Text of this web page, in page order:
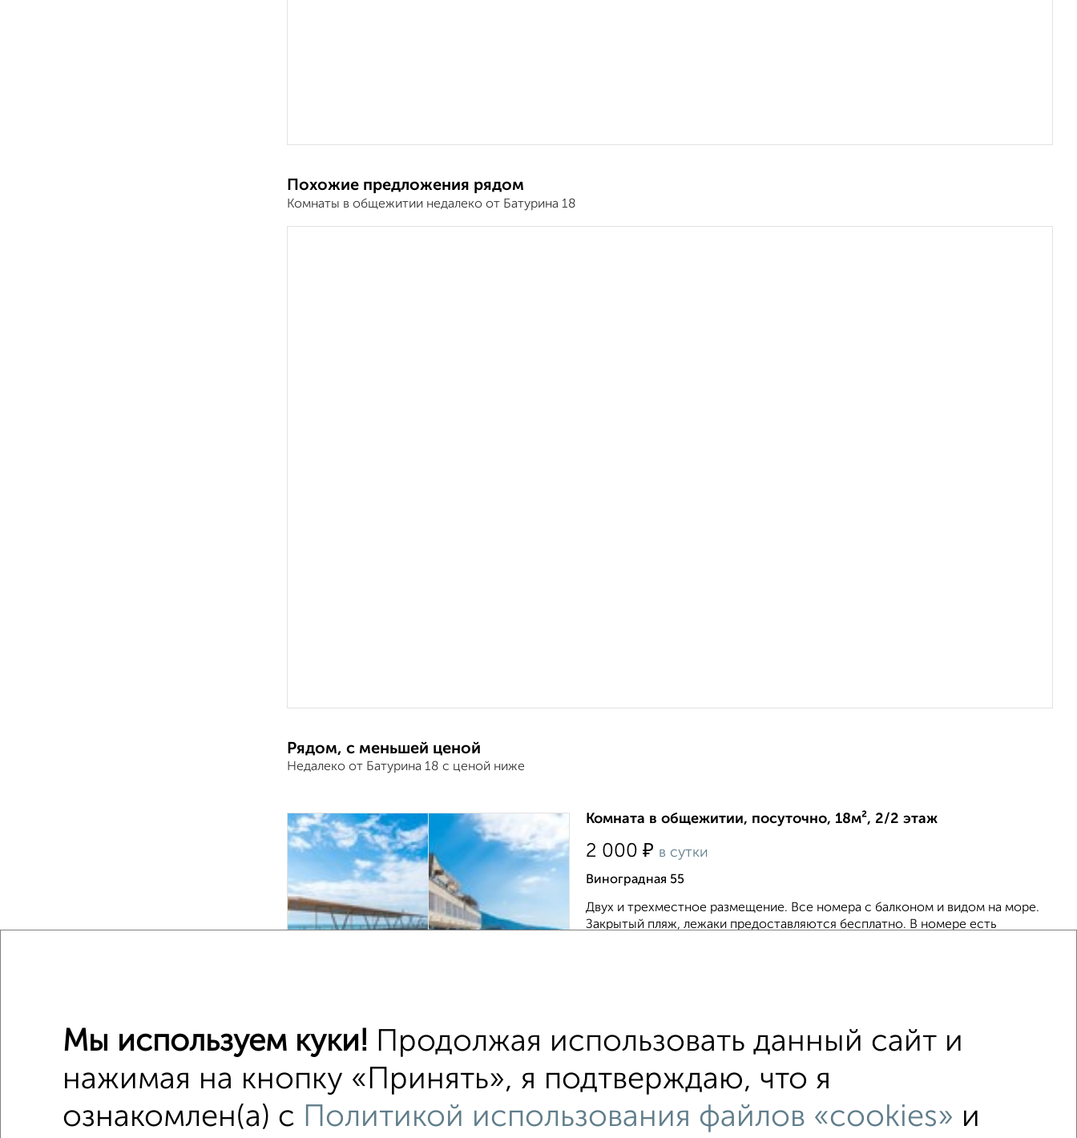
Похожие предложения рядом
Комнаты в общежитии недалеко от Батурина 18
Рядом, с меньшей ценой
Недалеко от Батурина 18 с ценой ниже
Комната в общежитии, посуточно, 18м², 2/2 этаж
2 000 ₽ в сутки
Виноградная 55
Двух и трехместное размещение. Все номера с балконом и видом на море.
Закрытый пляж, лежаки предоставляются бесплатно. В номере есть
Комнаты в общежитии
Поиск по схожим параметрам:
на улице Батурина С бытовой техникой С телевизором
Мы используем куки! Продолжая использовать данный сайт и
нажимая на кнопку «Принять», я подтверждаю, что я
ознакомлен(а) с Политикой использования файлов «cookies» и